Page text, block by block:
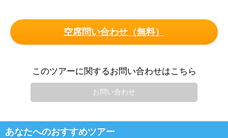
空席問い合わせ（無料）
このツアーに関するお問い合わせはこちら
お問い合わせ
あなたへのおすすめツアー